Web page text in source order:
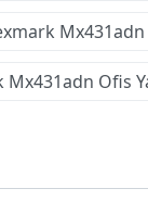
Mx431adn
Ofis